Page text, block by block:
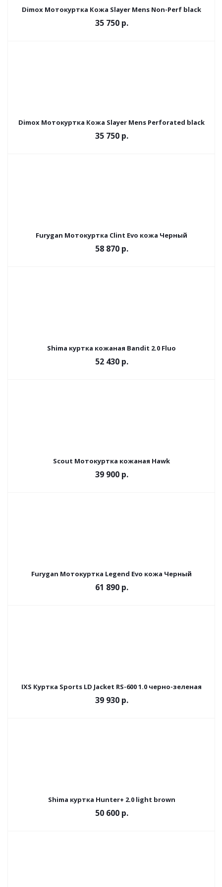
Dimox Мотокуртка Кожа Slayer Mens Non-Perf black
35 750 р.
Dimox Мотокуртка Кожа Slayer Mens Perforated black
35 750 р.
Furygan Мотокуртка Clint Evo кожа Черный
58 870 р.
Shima куртка кожаная Bandit 2.0 Fluo
52 430 р.
Scout Мотокуртка кожаная Hawk
39 900 р.
Furygan Мотокуртка Legend Evo кожа Черный
61 890 р.
IXS Куртка Sports LD Jacket RS-600 1.0 черно-зеленая
39 930 р.
Shima куртка Hunter+ 2.0 light brown
50 600 р.